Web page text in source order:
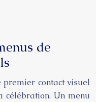
de
contact visuel
célébration. Un menu